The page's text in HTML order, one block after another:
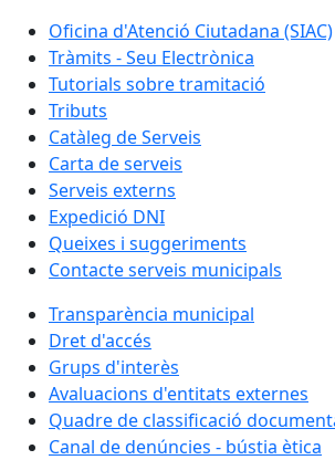
Oficina d'Atenció Ciutadana (SIAC)
Tràmits - Seu Electrònica
Tutorials sobre tramitació
Tributs
Catàleg de Serveis
Carta de serveis
Serveis externs
Expedició DNI
Queixes i suggeriments
Contacte serveis municipals
Transparència municipal
Dret d'accés
Grups d'interès
Avaluacions d'entitats externes
Quadre de classificació
Canal de denúncies - bústia ètica